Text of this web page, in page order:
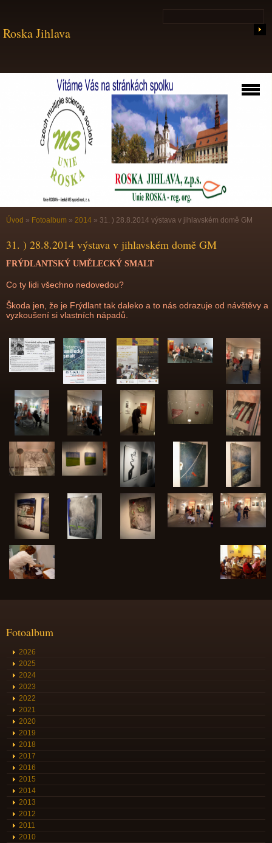
Roska Jihlava
Úvod » Fotoalbum » 2014 » 31. ) 28.8.2014 výstava v jihlavském domě GM
31. ) 28.8.2014 výstava v jihlavském domě GM
FRÝDLANTSKÝ UMĚLECKÝ SMALT
Co ty lidi všechno nedovedou?
Škoda jen, že je Frýdlant tak daleko a to nás odrazuje od návštěvy a
vyzkoušení si vlastních nápadů.
Fotoalbum
2026
2025
2024
2023
2022
2021
2020
2019
2018
2017
2016
2015
2014
2013
2012
2011
2010